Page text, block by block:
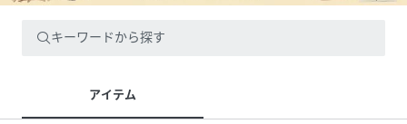
キーワードから探す
アイテム